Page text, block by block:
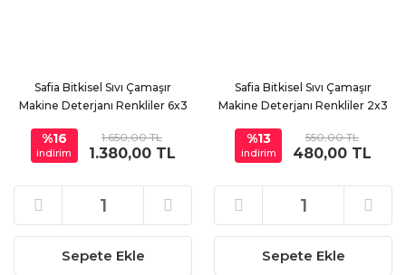
Safia Bitkisel Sıvı Çamaşır
Makine Deterjanı Renkliler 6x3
%16
indirim
1.650,00 TL
1.380,00 TL
Sepete Ekle
Safia Bitkisel Sıvı Çamaşır
Makine Deterjanı Renkliler 2x3
%13
indirim
550,00 TL
480,00 TL
Sepete Ekle